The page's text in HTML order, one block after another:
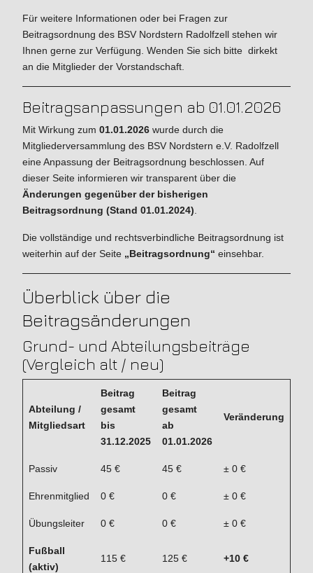
Für weitere Informationen oder bei Fragen zur
Beitragsordnung des BSV Nordstern Radolfzell stehen wir
Ihnen gerne zur Verfügung. Wenden Sie sich bitte dirkekt
an die Mitglieder der Vorstandschaft.
Beitragsanpassungen ab 01.01.2026
Mit Wirkung zum 01.01.2026 wurde durch die
Mitgliederversammlung des BSV Nordstern e.V. Radolfzell
eine Anpassung der Beitragsordnung beschlossen. Auf
dieser Seite informieren wir transparent über die
Änderungen gegenüber der bisherigen
Beitragsordnung (Stand 01.01.2024)
Die vollständige und rechtsverbindliche Beitragsordnung ist
weiterhin auf der Seite „Beitragsordnung“ einsehbar.
Überblick über die
Beitragsänderungen
Grund- und Abteilungsbeiträge
(Vergleich alt / neu)
Abteilung /
Mitgliedsart
Beitrag
gesamt
bis
31.12.2025
Beitrag
gesamt
ab
01.01.2026
Veränderung
Passiv 45 € 45 € ± 0 €
Ehrenmitglied 0 € 0 € ± 0 €
Übungsleiter 0 € 0 € ± 0 €
Fußball
(aktiv)
115 € 125 € +10 €